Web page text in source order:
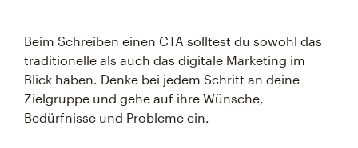
Beim Schreiben einen CTA solltest du sowohl das
traditionelle als auch das digitale Marketing im
Blick haben. Denke bei jedem Schritt an deine
Zielgruppe und gehe auf ihre Wünsche,
Bedürfnisse und Probleme ein.